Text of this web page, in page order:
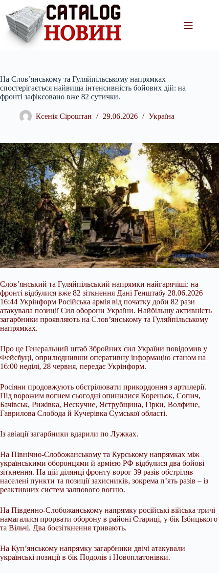
вмісту
На Слов’янському та Гуляйпільському напрямках
спостерігається найвища інтенсивність бойових дій: на
фронті зафіксовано вже 82 сутички.
Ксенія Сіроштан 29.06.2026 Україна
Слов’янський та Гуляйпільський напрямки найгарячіші: на
фронті відбулися вже 82 зіткнення Дані Генштабу 28.06.2026
16:44 Укрінформ Російська армія від початку доби 82 рази
атакувала позиції Сил оборони України. Найбільшу активність
загарбники проявляють на Слов’янському та Гуляйпільському
напрямках.
Про це Генеральний штаб Збройних сил України повідомив у
Фейсбуці, оприлюднивши оперативну інформацію станом на
16:00 неділі, 28 червня, передає Укрінформ.
Росіяни продовжують обстрілювати прикордоння з артилерії.
Під ворожим вогнем сьогодні опинилися Кореньок, Сопич,
Бачівськ, Рижівка, Нескучне, Яструбщина, Гірки, Волфине,
Гаврилова Слобода й Кучерівка Сумської області.
Із авіації загарбники вдарили по Лужках.
На Північно-Слобожанському та Курському напрямках між
українськими оборонцями й армією РФ відбулися два бойові
зіткнення. На цій ділянці фронту ворог 39 разів обстріляв
населені пункти та позиції захисників, зокрема п’ять разів – із
реактивних систем залпового вогню.
На Південно-Слобожанському напрямку російські війська тричі
намагалися прорвати оборону в районі Стариці, у бік Ізбицького
та Вільчі. Два боєзіткнення тривають.
На Куп’янському напрямку загарбники двічі атакували
українські позиції в бік Подолів і Новоплатонівки.